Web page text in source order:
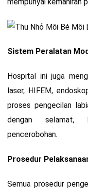
Sistem Peralatan
Hospital ini juga
laser, HIFEM,
proses pengecilan
dengan selamat,
pencerobohan.
Prosedur
Semua prosedur